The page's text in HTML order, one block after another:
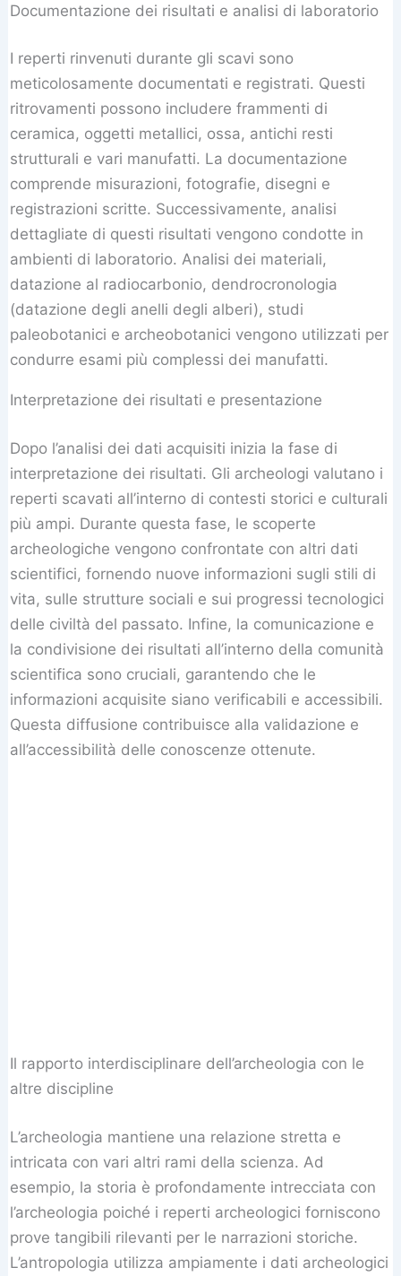
Documentazione dei risultati e analisi di laboratorio
I reperti rinvenuti durante gli scavi sono
meticolosamente documentati e registrati. Questi
ritrovamenti possono includere frammenti di
ceramica, oggetti metallici, ossa, antichi resti
strutturali e vari manufatti. La documentazione
comprende misurazioni, fotografie, disegni e
registrazioni scritte. Successivamente, analisi
dettagliate di questi risultati vengono condotte in
ambienti di laboratorio. Analisi dei materiali,
datazione al radiocarbonio, dendrocronologia
(datazione degli anelli degli alberi), studi
paleobotanici e archeobotanici vengono utilizzati per
condurre esami più complessi dei manufatti.
Interpretazione dei risultati e presentazione
Dopo l’analisi dei dati acquisiti inizia la fase di
interpretazione dei risultati. Gli archeologi valutano i
reperti scavati all’interno di contesti storici e culturali
più ampi. Durante questa fase, le scoperte
archeologiche vengono confrontate con altri dati
scientifici, fornendo nuove informazioni sugli stili di
vita, sulle strutture sociali e sui progressi tecnologici
delle civiltà del passato. Infine, la comunicazione e
la condivisione dei risultati all’interno della comunità
scientifica sono cruciali, garantendo che le
informazioni acquisite siano verificabili e accessibili.
Questa diffusione contribuisce alla validazione e
all’accessibilità delle conoscenze ottenute.
Il rapporto interdisciplinare dell’archeologia con le
altre discipline
L’archeologia mantiene una relazione stretta e
intricata con vari altri rami della scienza. Ad
esempio, la storia è profondamente intrecciata con
l’archeologia poiché i reperti archeologici forniscono
prove tangibili rilevanti per le narrazioni storiche.
L’antropologia utilizza ampiamente i dati archeologici